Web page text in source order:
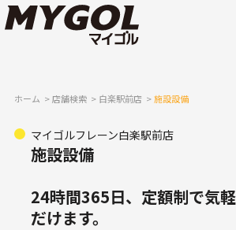
ホーム 店舗検索 白楽駅前店 施設設備
マイゴルフレーン白楽駅前店
施設設備
24時間365日、定額制で気
だけます。